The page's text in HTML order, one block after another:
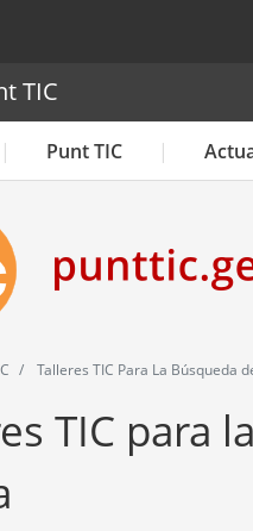
TIC
Punt TIC
Talleres TIC Para La Búsqueda
TIC para